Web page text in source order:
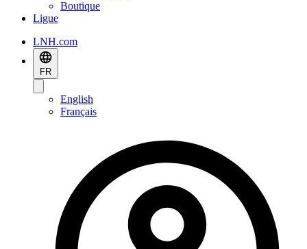
Boutique
Ligue
LNH.com
FR
English
Français